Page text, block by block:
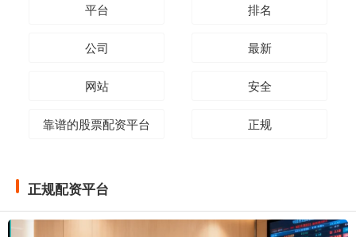
平台 排名
公司 最新
网站 安全
靠谱的股票配资平台 正规
正规配资平台